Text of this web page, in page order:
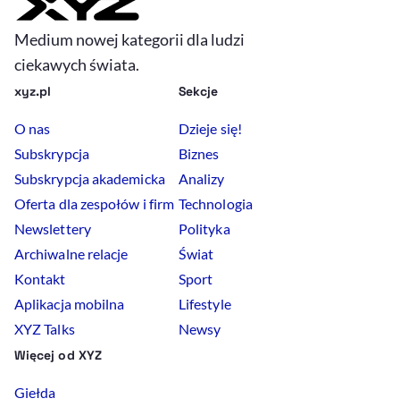
Medium nowej kategorii dla ludzi
ciekawych świata.
xyz.pl
O nas
Subskrypcja
Subskrypcja akademicka
Oferta dla zespołów i firm
Newslettery
Archiwalne relacje
Kontakt
Aplikacja mobilna
XYZ Talks
Sekcje
Dzieje się!
Biznes
Analizy
Technologia
Polityka
Świat
Sport
Lifestyle
Newsy
Więcej od XYZ
Giełda